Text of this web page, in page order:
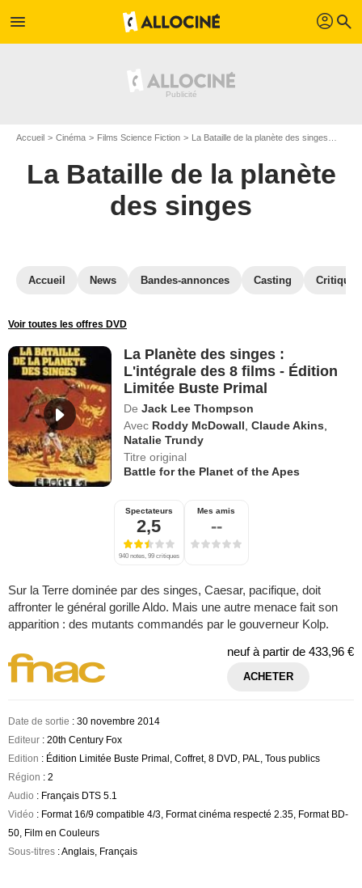
menu profil search
Accueil Cinéma Films Science Fiction La Bataille de la planète des singes
La Bataille de la planète
des singes
Accueil News Bandes-annonces Casting
Voir toutes les offres DVD
La Planète des singes :
L'intégrale des 8 films - Édition
Limitée Buste Primal
De Jack Lee Thompson
Avec Roddy McDowall ,Claude Akins
Natalie Trundy
Titre original
Battle for the Planet of the Apes
Spectateurs
2,5
940 notes, 99 critiques
Mes amis
--
Sur la Terre dominée par des singes, Caesar, pacifique, doit
affronter le général gorille Aldo. Mais une autre menace fait son
apparition : des mutants commandés par le gouverneur Kolp.
neuf à partir de 433,96 €
ACHETER
Date de sortie : 30 novembre 2014
Editeur : 20th Century Fox
Edition : Édition Limitée Buste Primal, Coffret, 8 DVD, PAL, Tous publics
Région : 2
Audio : Français DTS 5.1
Vidéo : Format 16/9 compatible 4/3, Format cinéma respecté 2.35, Format BD-
50, Film en Couleurs
Sous-titres : Anglais, Français